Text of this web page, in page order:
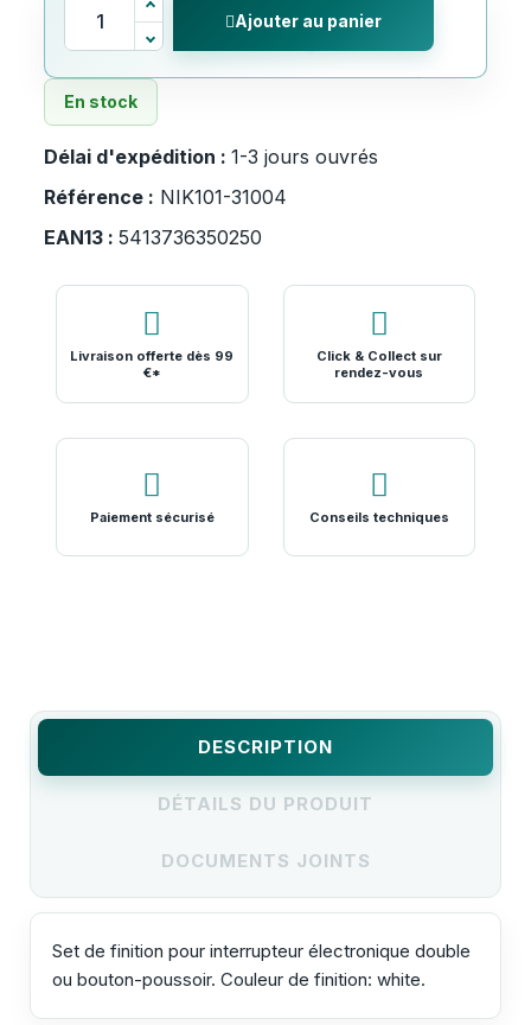
Ajouter au panier
En stock
Délai d'expédition : 1-3 jours ouvrés
Référence : NIK101-31004
EAN13 : 5413736350250
Livraison offerte dès 99
€*
Click & Collect sur
rendez-vous
Paiement sécurisé Conseils techniques
DESCRIPTION
DÉTAILS DU PRODUIT
DOCUMENTS JOINTS
Set de finition pour interrupteur électronique double
ou bouton-poussoir. Couleur de finition: white.